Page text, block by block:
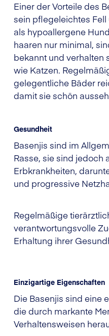
Einer der Vorteile des
sein pflegeleichtes
als hypoallergene
haaren nur minimal,
bekannt und verhalten
wie Katzen.
gelegentliche Bäder
damit sie schön
Gesundheit
Basenjis sind im
Rasse, sie sind jedoch
Erbkrankheiten,
und progressive
Regelmäßige
verantwortungsvolle
Erhaltung ihrer
Einzigartige Eigenschaften
Die Basenjis sind eine
die durch markante
Verhaltensweisen